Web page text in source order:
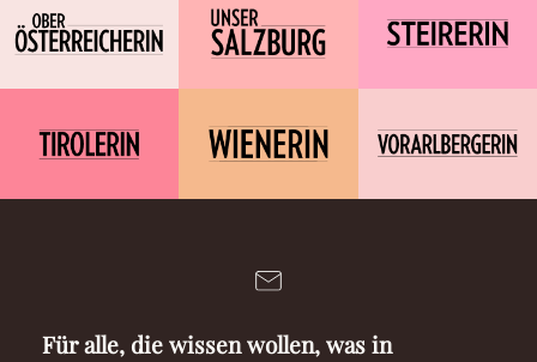
Für alle, die wissen wollen, was in